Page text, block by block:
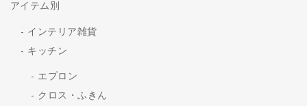
アイテム別
インテリア雑貨
キッチン
エプロン
クロス・ふきん